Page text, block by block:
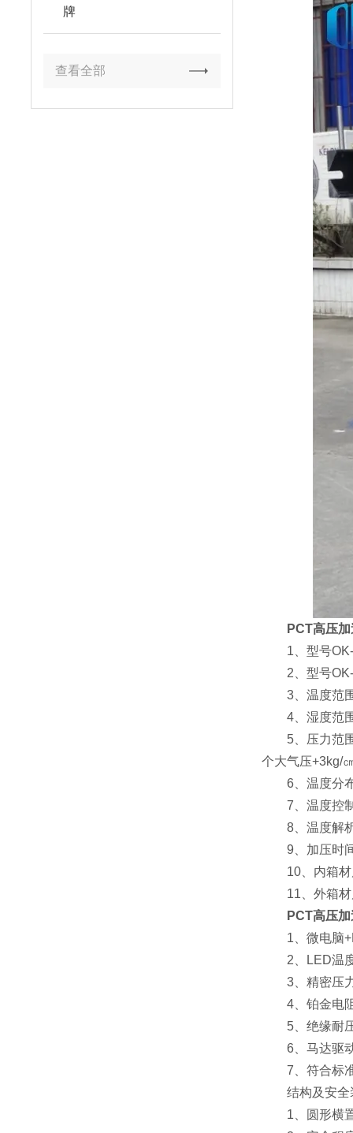
牌
查看全部
PCT高压
1、型号OK-
2、型号OK-
3、温度范
4、湿度范围
5、压力范围
个大气压+3kg/
6、温度分
7、温度控
8、温度解
9、加压时间
10、内箱材
11、外箱材
PCT高压
1、微电脑
2、LED温度
3、精密压
4、铂金电阻
5、绝缘耐压
6、马达驱动
7、符合标准
结构及安全
1、圆形横置